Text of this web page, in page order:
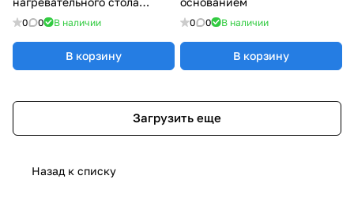
(100°C) 220х220
0 0 В наличии
В корзину
0 0 В наличии
В корзину
Загрузить еще
Назад к списку